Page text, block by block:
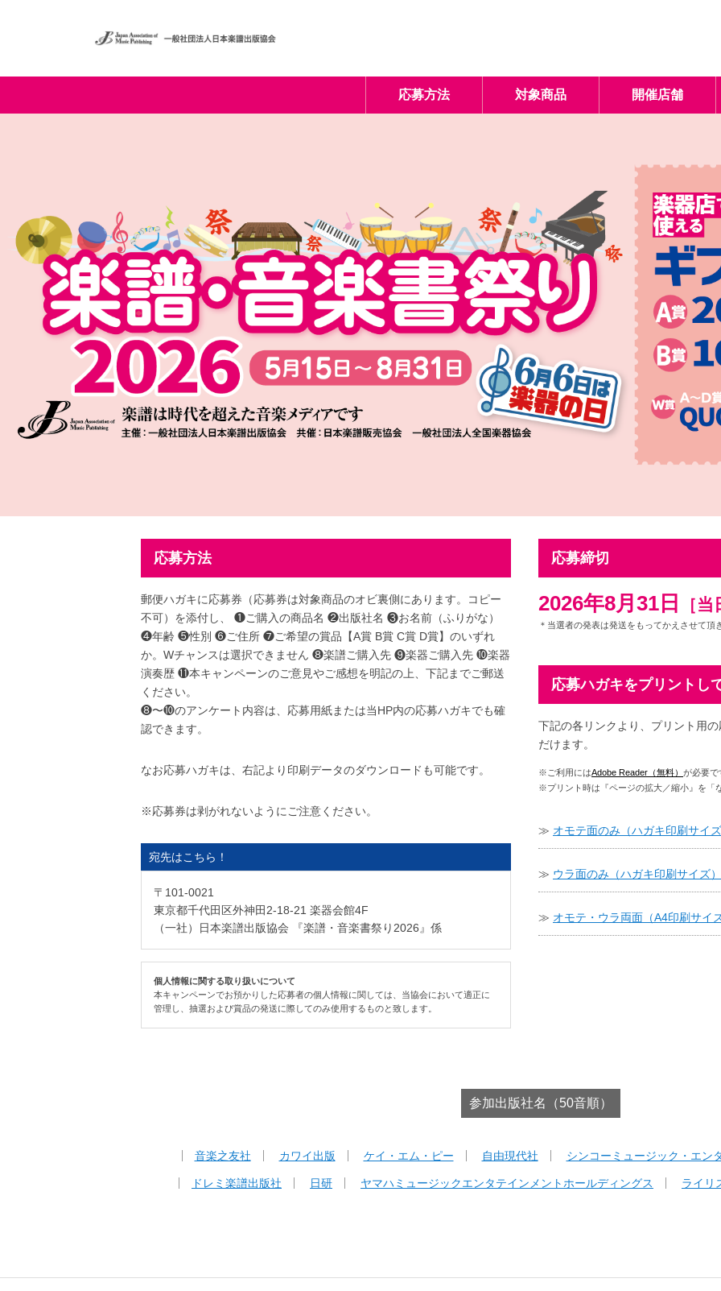
応募方法 対象商品 開催店舗
応募方法
郵便ハガキに応募券（応募券は対象商品のオビ裏側にあります。コピー
不可）を添付し、 ❶ご購入の商品名 ❷出版社名 ❸お名前（ふりがな）
❹年齢 ❺性別 ❻ご住所 ❼ご希望の賞品【A賞 B賞 C賞 D賞】のいずれ
か。Wチャンスは選択できません ❽楽譜ご購入先 ❾楽器ご購入先 ❿楽器
演奏歴 ⓫本キャンペーンのご意見やご感想を明記の上、下記までご郵送
ください。
❽〜❿のアンケート内容は、応募用紙または当HP内の応募ハガキでも確
認できます。
なお応募ハガキは、右記より印刷データのダウンロードも可能です。
※応募券は剥がれないようにご注意ください。
宛先はこちら！
〒101-0021
東京都千代田区外神田2-18-21 楽器会館4F
（一社）日本楽譜出版協会 『楽譜・音楽書祭り2026』係
個人情報に関する取り扱いについて
本キャンペーンでお預かりした応募者の個人情報に関しては、当協会において適正に
管理し、抽選および賞品の発送に際してのみ使用するものと致します。
応募締切
2026年8月31日 ［
＊当選者の発表は発送をもってかえさせて頂
応募ハガキをプリントし
下記の各リンクより、プリント用
だけます。
※ご利用にはAdobe Reader（無料） が必要で
※プリント時は『ページの拡大／縮小』を「
≫ オモテ面のみ（ハガキ印刷サイズ
≫ ウラ面のみ（ハガキ印刷サイズ）
≫ オモテ・ウラ両面（A4印刷サイズ
参加出版社名（50音順）
音楽之友社 カワイ出版 ケイ・エム・ピー 自由現代社 シンコーミュージック・エン
ドレミ楽譜出版社 日研 ヤマハミュージックエンタテインメントホールディングス ライリ